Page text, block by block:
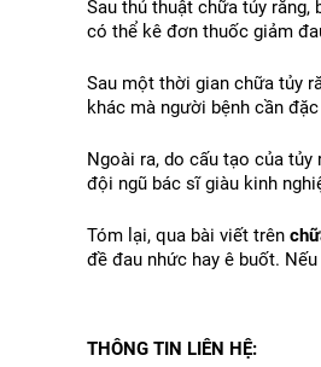
Sau thủ thuật chữa tủy
có thể kê đơn thuốc giảm
Sau một thời gian chữa tủy
khác mà người bệnh cần
Ngoài ra, do cấu tạo của
đội ngũ bác sĩ giàu kinh
Tóm lại, qua bài viết trên
đề đau nhức hay ê buốt.
THÔNG TIN LIÊN HỆ: